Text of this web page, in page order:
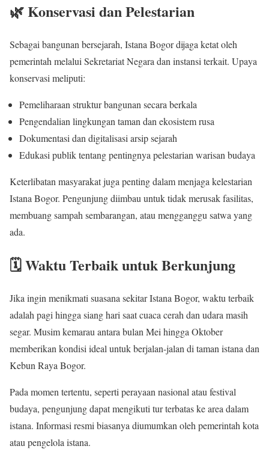
🌿 Konservasi dan Pelestarian
Sebagai bangunan bersejarah, Istana Bogor dijaga ketat oleh
pemerintah melalui Sekretariat Negara dan instansi terkait. Upaya
konservasi meliputi:
Pemeliharaan struktur bangunan secara berkala
Pengendalian lingkungan taman dan ekosistem rusa
Dokumentasi dan digitalisasi arsip sejarah
Edukasi publik tentang pentingnya pelestarian warisan budaya
Keterlibatan masyarakat juga penting dalam menjaga kelestarian
Istana Bogor. Pengunjung diimbau untuk tidak merusak fasilitas,
membuang sampah sembarangan, atau mengganggu satwa yang
ada.
🗓️ Waktu Terbaik untuk Berkunjung
Jika ingin menikmati suasana sekitar Istana Bogor, waktu terbaik
adalah pagi hingga siang hari saat cuaca cerah dan udara masih
segar. Musim kemarau antara bulan Mei hingga Oktober
memberikan kondisi ideal untuk berjalan-jalan di taman istana dan
Kebun Raya Bogor.
Pada momen tertentu, seperti perayaan nasional atau festival
budaya, pengunjung dapat mengikuti tur terbatas ke area dalam
istana. Informasi resmi biasanya diumumkan oleh pemerintah kota
atau pengelola istana.